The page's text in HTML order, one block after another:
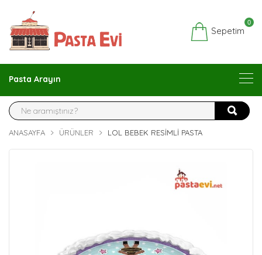
Sepetim
0
Pasta Arayın
ANASAYFA ÜRÜNLER LOL BEBEK RESIMLI PASTA